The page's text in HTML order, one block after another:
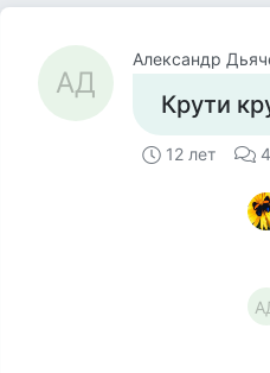
АД
Александр
Крути
12 лет 4